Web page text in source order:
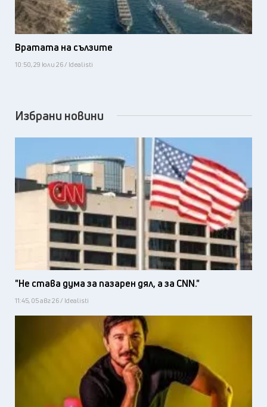
Вратата на сълзите
10:50, 29 юли 26 / Idealisti
Избрани новини
"Не става дума за пазарен дял, а за CNN."
11:45, 05 авг 26 / Idealisti